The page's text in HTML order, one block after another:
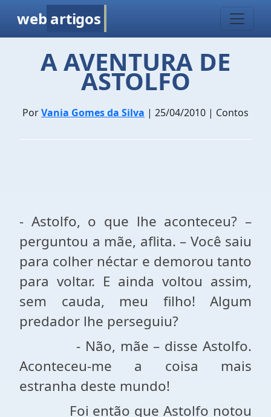
web artigos
A AVENTURA DE
ASTOLFO
PorVania Gomes da Silva | 25/04/2010 | Contos
- Astolfo, o que lhe aconteceu? –
perguntou a mãe, aflita. – Você saiu
para colher néctar e demorou tanto
para voltar. E ainda voltou assim,
sem cauda, meu filho! Algum
predador lhe perseguiu?
- Não, mãe – disse Astolfo.
Aconteceu-me a coisa mais
estranha deste mundo!
Foi então que Astolfo notou